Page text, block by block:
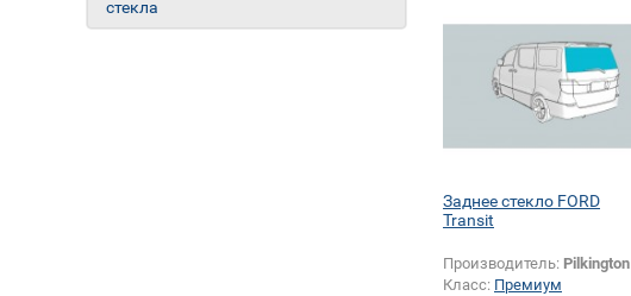
стекла
Заднее стекло FORD
Transit
Производитель: Pilkington
Класс: Премиум